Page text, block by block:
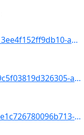
10045: id_aluno-6301fe0c6376aece13ee4f152ff9db10-aa_ingresso-2017-cd_curso-945-nm_qsl--nr_ch--nr_cr--nr_ind]
10046: id_aluno-cd18eca9a0b4cf829c5f03819d326305-aa_ingresso-2017-cd_curso-945-nm_qsl--nr_ch--nr_cr--nr_ind]
10047: id_aluno-e6ddbd02203e5cc8e1c726780096b713-aa_ingresso-2017-cd_curso-945-nm_qsl--nr_ch--nr_cr--nr_ind]